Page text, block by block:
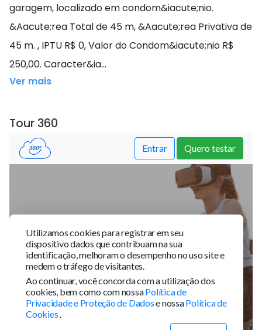
garagem, localizado em condom&iacute;nio.
&Aacute;rea Total de 45 m, &Aacute;rea Privativa de
45 m. , IPTU R$ 0, Valor do Condom&iacute;nio R$
250,00. Caracter&ia...
Ver mais
Tour 360